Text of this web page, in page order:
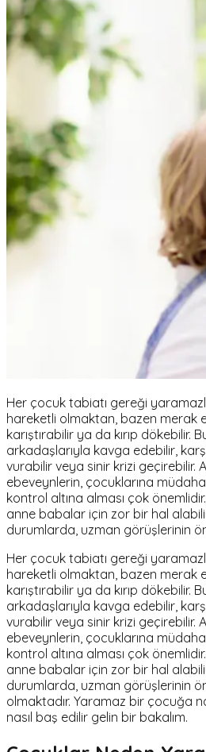
Her çocuk tabiatı gereği
hareketli olmaktan, bazen merak
karıştırabilir ya da kırıp dökebilir.
arkadaşlarıyla kavga edebilir,
vurabilir veya sinir krizi geçirebilir.
ebeveynlerin, çocuklarına
kontrol altına alması çok
anne babalar için zor bir hal
durumlarda, uzman görüşlerinin
Her çocuk tabiatı gereği
hareketli olmaktan, bazen merak
karıştırabilir ya da kırıp dökebilir.
arkadaşlarıyla kavga edebilir,
vurabilir veya sinir krizi geçirebilir.
ebeveynlerin, çocuklarına
kontrol altına alması çok
anne babalar için zor bir hal
durumlarda, uzman görüşlerinin
olmaktadır. Yaramaz bir çocuğa
nasıl baş edilir gelin bir bakalım.